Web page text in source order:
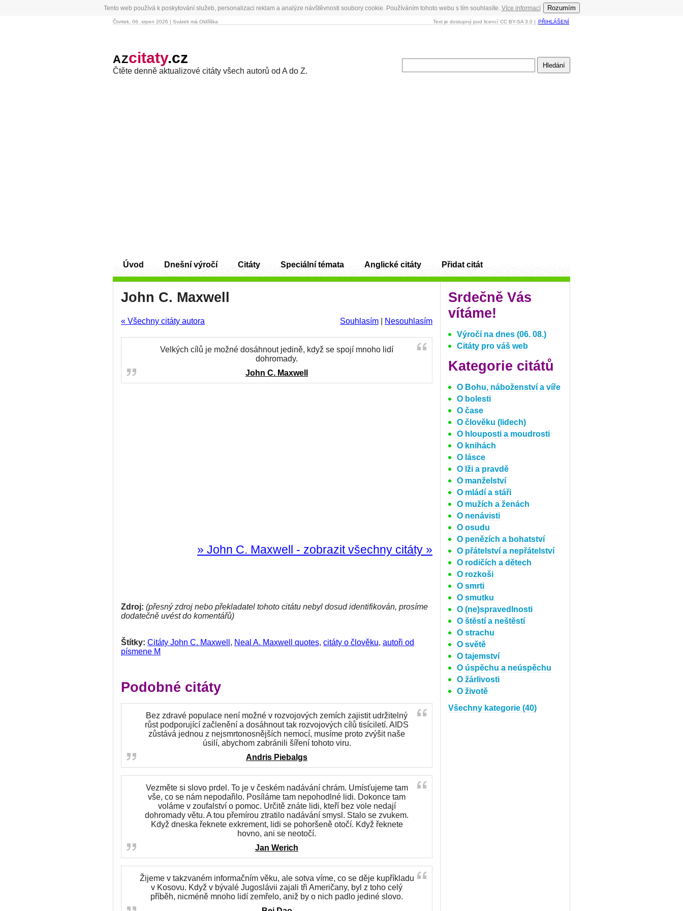
Tento web používá k poskytování služeb, personalizaci reklam a analýze návštěvnosti soubory cookie. Používáním tohoto webu s tím souhlasíte. Více informací Rozumím
Čtvrtek, 06. srpen 2026 | Svátek má Oldřiška Text je dostupný pod licencí CC BY-SA 3.0 | PŘIHLÁŠENÍ
AZcitaty.cz
Čtěte denně aktualizové citáty všech autorů od A do Z.
Úvod Dnešní výročí Citáty Speciální témata Anglické citáty Přidat citát
John C. Maxwell
« Všechny citáty autora Souhlasím Nesouhlasím
Velkých cílů je možné dosáhnout jedině, když se spojí mnoho lidí
dohromady.
John C. Maxwell
» John C. Maxwell - zobrazit všechny citáty »
Zdroj: (přesný zdroj nebo překladatel tohoto citátu nebyl dosud identifikován, prosíme
dodatečně uvést do komentářů)
Štítky: Citáty John C. Maxwell , Neal A. Maxwell quotes, citáty o člověku, autoři od
písmene M
Podobné citáty
Bez zdravé populace není možné v rozvojových zemích zajistit udržitelný
růst podporující začlenění a dosáhnout tak rozvojových cílů tisíciletí. AIDS
zůstává jednou z nejsmrtonosnějších nemocí, musíme proto zvýšit naše
úsilí, abychom zabránili šíření tohoto viru.
Andris Piebalgs
Vezměte si slovo prdel. To je v českém nadávání chrám. Umísťujeme tam
vše, co se nám nepodařilo. Posíláme tam nepohodlné lidi. Dokonce tam
voláme v zoufalství o pomoc. Určitě znáte lidi, kteří bez vole nedají
dohromady větu. A tou přemírou ztratilo nadávání smysl. Stalo se zvukem.
Když dneska řeknete exkrement, lidi se pohoršeně otočí. Když řeknete
hovno, ani se neotočí.
Jan Werich
Žijeme v takzvaném informačním věku, ale sotva víme, co se děje kupříkladu
v Kosovu. Když v bývalé Jugoslávii zajali tři Američany, byl z toho celý
příběh, nicméně mnoho lidí zemřelo, aniž by o nich padlo jediné slovo.
Srdečně Vás
vítáme!
Výročí na dnes (06. 08.)
Citáty pro váš web
Kategorie citátů
O Bohu, náboženství a víře
O bolesti
O čase
O člověku (lidech)
O hlouposti a moudrosti
O knihách
O lásce
O lži a pravdě
O manželství
O mládí a stáři
O mužích a ženách
O nenávisti
O osudu
O penězích a bohatství
O přátelství a nepřátelství
O rodičích a dětech
O rozkoši
O smrti
O smutku
O (ne)spravedlnosti
O štěstí a neštěstí
O strachu
O světě
O tajemství
O úspěchu a neúspěchu
O žárlivosti
O životě
Všechny kategorie (40)